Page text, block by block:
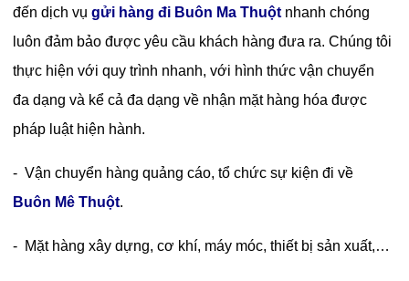
đến dịch vụgửi hàng đi Buôn Ma Thuột nhanh chóng
luôn đảm bảo được yêu cầu khách hàng đưa ra. Chúng tôi
thực hiện với quy trình nhanh, với hình thức vận chuyển
đa dạng và kể cả đa dạng về nhận mặt hàng hóa được
pháp luật hiện hành.
- Vận chuyển hàng quảng cáo, tổ chức sự kiện đi về
Buôn Mê Thuột.
- Mặt hàng xây dựng, cơ khí, máy móc, thiết bị sản xuất,…